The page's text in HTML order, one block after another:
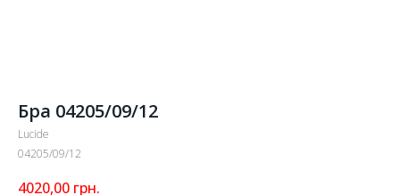
Бра 04205/09/12
Lucide
04205/09/12
4020,00 грн.